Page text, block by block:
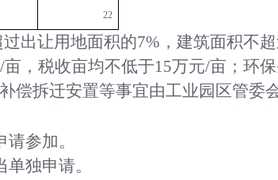
22
出让用地面积的7%，建筑面积不
，税收亩均不低于15万元/亩；环
偿拆迁安置等事宜由工业园区管委会
参加。
独申请。